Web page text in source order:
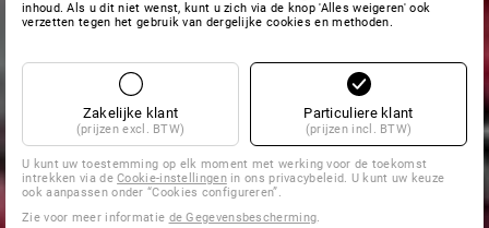
inhoud. Als u dit niet wenst, kunt u zich via de knop 'Alles weigeren' ook
verzetten tegen het gebruik van dergelijke cookies en methoden.
Zakelijke klant
(prijzen excl. BTW)
Particuliere klant
(prijzen incl. BTW)
U kunt uw toestemming op elk moment met werking voor de toekomst
intrekken via deCookie-instellingenin ons privacybeleid. U kunt uw keuze
ook aanpassen onder “Cookies configureren”.
Zie voor meer informatie de Gegevensbescherming